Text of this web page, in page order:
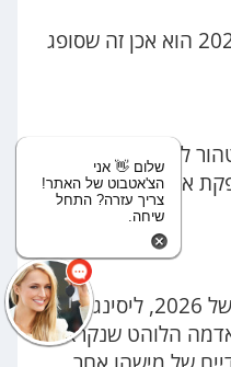
הצרכן שקונה רכב בנזין ב-2026 הוא אכן זה שסופג
לחובבי רכב ויש את
את האזרחים .
אגב , עבור הנהג המפוכח של 2026, ליסינג הוא
הלוהט שנקרא
שלום 👋 אני
הצ'אטבוט של האתר!
צריך עזרה? התחל
שיחה.